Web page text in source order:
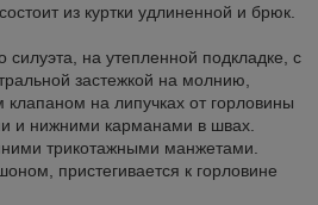
из куртки удлиненной и брюк.
силуэта, на утепленной подкладке, с
застежкой на молнию,
на липучках от горловины
и нижними карманами в швах.
трикотажными манжетами.
пристегивается к горловине